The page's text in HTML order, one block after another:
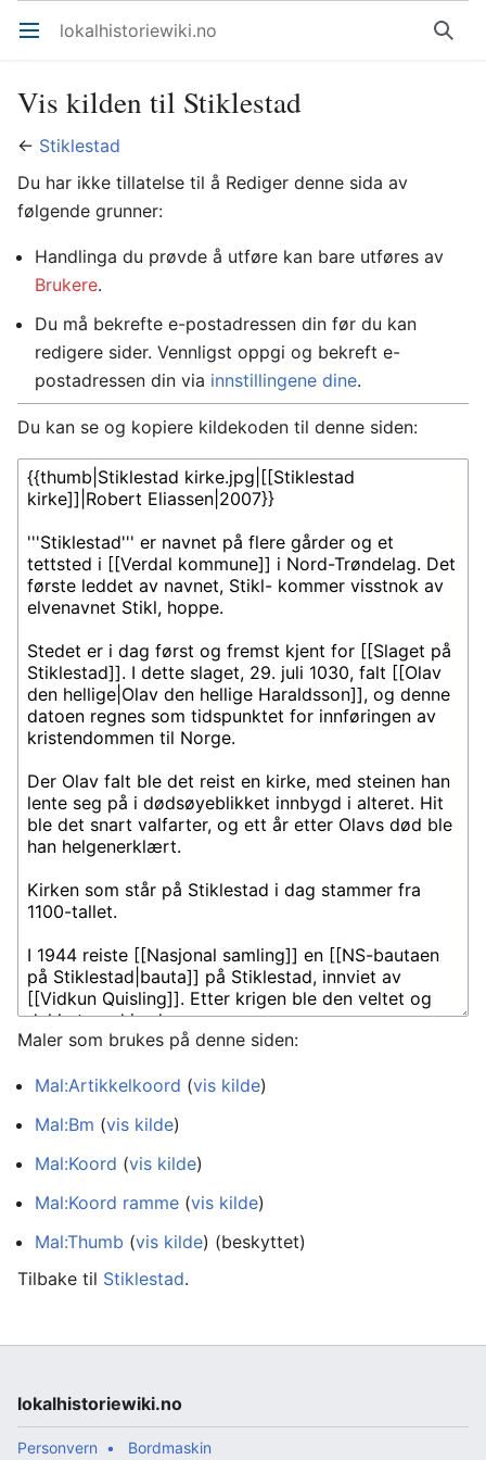
Åpne hovedmenyen lokalhistoriewiki.no Søk
Vis kilden til Stiklestad
← Stiklestad
Du har ikke tillatelse til å Rediger denne sida av
følgende grunner:
Handlinga du prøvde å utføre kan bare utføres av
Brukere.
Du må bekrefte e-postadressen din før du kan
redigere sider. Vennligst oppgi og bekreft e-
postadressen din via innstillingene dine.
Du kan se og kopiere kildekoden til denne siden:
Maler som brukes på denne siden:
Mal:Artikkelkoord (vis kilde)
Mal:Bm (vis kilde)
Mal:Koord (vis kilde)
Mal:Koord ramme (vis kilde)
Mal:Thumb (vis kilde) (beskyttet)
Tilbake til Stiklestad.
lokalhistoriewiki.no
Personvern Bordmaskin